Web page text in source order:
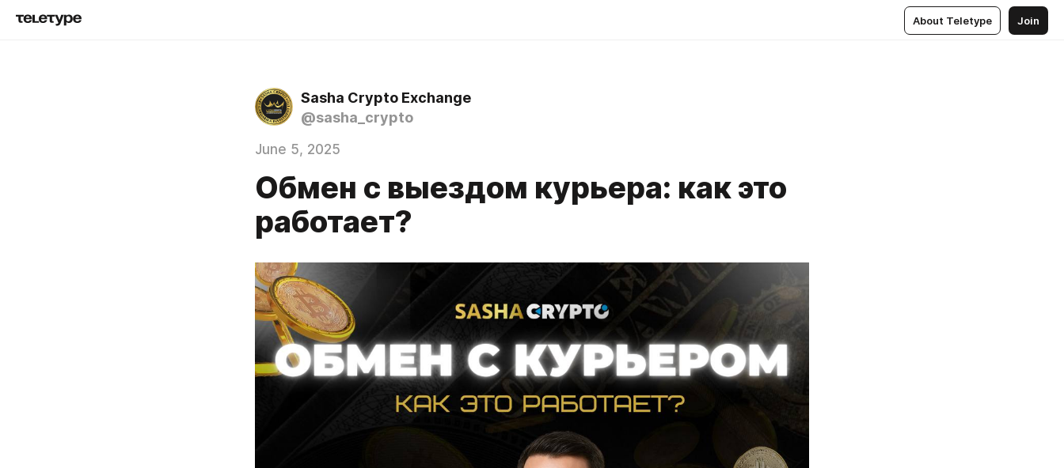
About Teletype Join
Sasha Crypto Exchange
@sasha_crypto
June 5, 2025
Обмен с выездом курьера: как это
работает?